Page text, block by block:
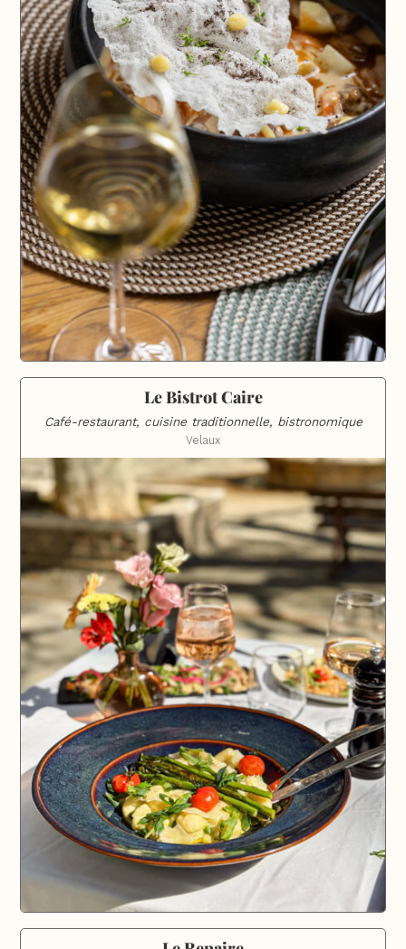
Le Bistrot Caire
Café-restaurant, cuisine traditionnelle, bistronomique
Velaux